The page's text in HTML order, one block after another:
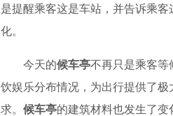
是提醒乘客这是车站，并告诉乘
化。
今天的候车亭不再只是乘客等
饮娱乐分布情况，为出行提供了极
求。 候车亭的建筑材料也发生了